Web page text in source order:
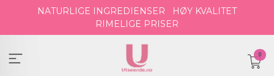
NATURLIGE INGREDIENSER
HØY KVALITET
RIMELIGE PRISER
0